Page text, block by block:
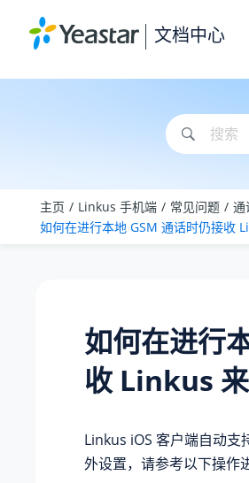
文档中心
主页 Linkus 手机端 常见问题
通
如何在进行本地 GSM 通话时仍接收
如何在进行
收 Linkus 来
Linkus iOS 客户端自动
外设置，请参考以下操作